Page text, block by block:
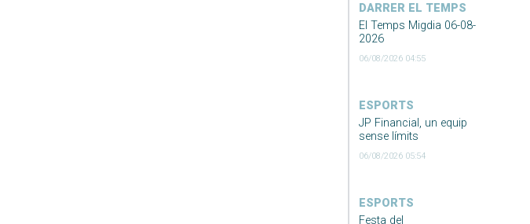
DARRER EL TEMPS
El Temps Migdia 06-08-
2026
06/08/2026 04:55
ESPORTS
JP Financial, un equip
sense límits
06/08/2026 05:54
ESPORTS
Festa del